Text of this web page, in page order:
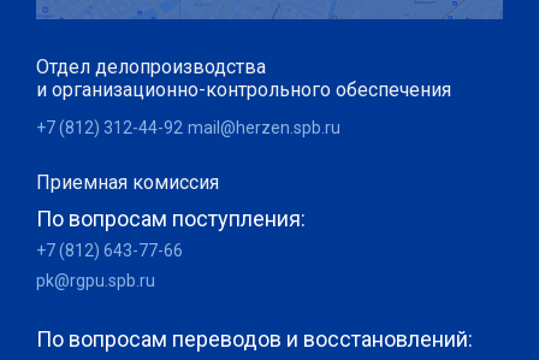
Отдел делопроизводства
и организационно-контрольного обеспечения
+7 (812) 312-44-92 mail@herzen.spb.ru
Приемная комиссия
По вопросам поступления:
+7 (812) 643-77-66
pk@rgpu.spb.ru
По вопросам переводов и восстановлений: